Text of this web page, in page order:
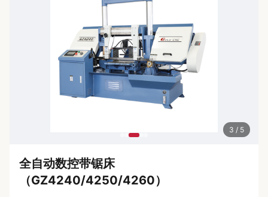
4 / 5
全自动数控带锯床
（GZ4240/4250/4260）